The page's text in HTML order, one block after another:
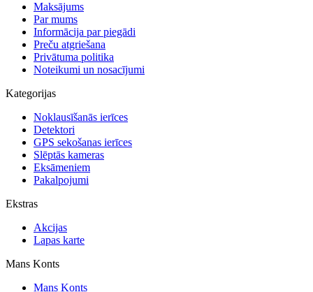
Maksājums
Par mums
Informācija par piegādi
Preču atgriešana
Privātuma politika
Noteikumi un nosacījumi
Kategorijas
Noklausīšanās ierīces
Detektori
GPS sekošanas ierīces
Slēptās kameras
Eksāmeniem
Pakalpojumi
Ekstras
Akcijas
Lapas karte
Mans Konts
Mans Konts